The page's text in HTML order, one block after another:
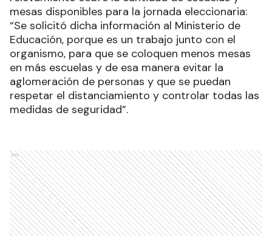
mesas disponibles para la jornada eleccionaria:
“Se solicitó dicha información al Ministerio de
Educación, porque es un trabajo junto con el
organismo, para que se coloquen menos mesas
en más escuelas y de esa manera evitar la
aglomeración de personas y que se puedan
respetar el distanciamiento y controlar todas las
medidas de seguridad”.
Ads